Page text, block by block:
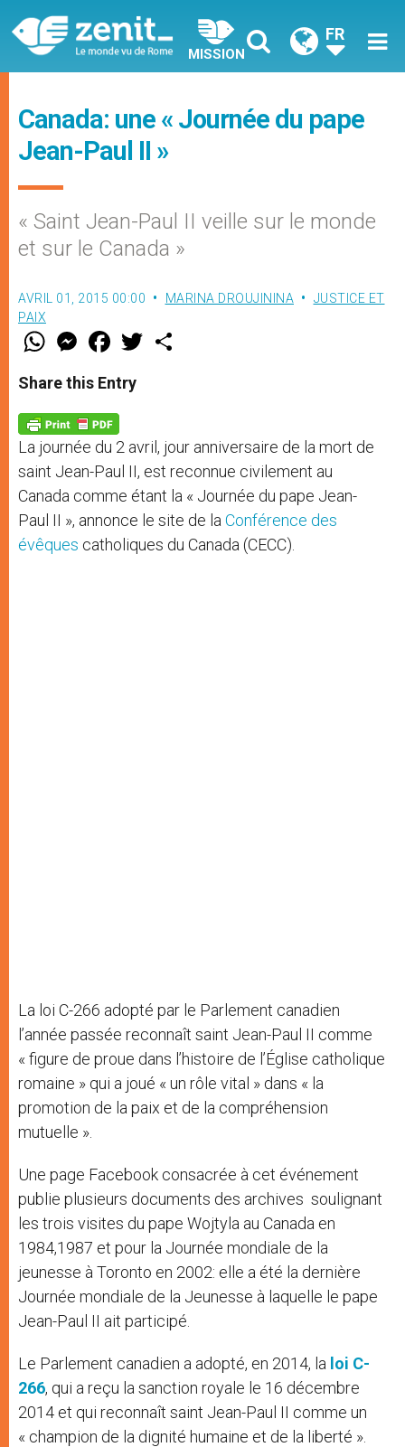
MISSION
FR
Canada: une « Journée du pape
Jean-Paul II »
« Saint Jean-Paul II veille sur le monde
et sur le Canada »
AVRIL 01, 2015 00:00 MARINA DROUJININA
JUSTICE ET
PAIX
W
t
s
p
p
M
e
s
e
g
e
r
F
a
e
b
o
k
w
Share this Entry
La journée du 2 avril, jour anniversaire de la mort de
saint Jean-Paul II, est reconnue civilement au
Canada comme étant la « Journée du pape Jean-
Paul II », annonce le site de la Conférence des
évêques catholiques du Canada (CECC).
La loi C-266 adopté par le Parlement canadien
l’année passée reconnaît saint Jean-Paul II comme
« figure de proue dans l’histoire de l’Église catholique
romaine » qui a joué « un rôle vital » dans « la
promotion de la paix et de la compréhension
mutuelle ».
Une page Facebook consacrée à cet événement
publie plusieurs documents des archives soulignant
les trois visites du pape Wojtyla au Canada en
1984,1987 et pour la Journée mondiale de la
jeunesse à Toronto en 2002: elle a été la dernière
Journée mondiale de la Jeunesse à laquelle le pape
Jean-Paul II ait participé.
Le Parlement canadien a adopté, en 2014, la loi C-
266, qui a reçu la sanction royale le 16 décembre
2014 et qui reconnaît saint Jean-Paul II comme un
« champion de la dignité humaine et de la liberté ».